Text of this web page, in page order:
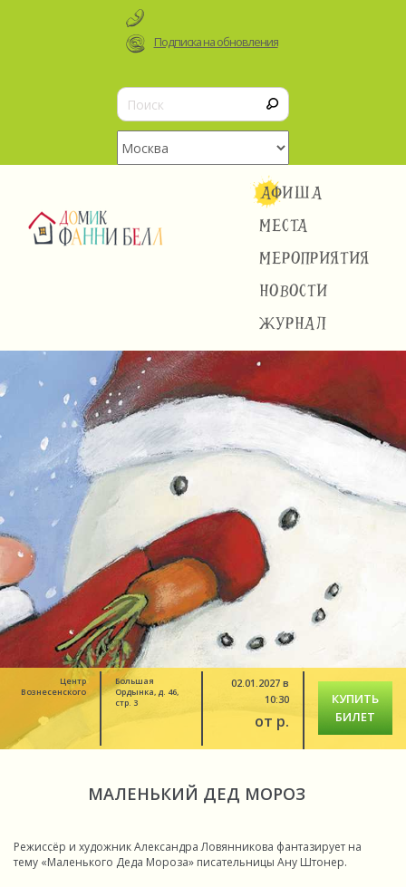
Подписка на обновления
АФИША
МЕСТА
МЕРОПРИЯТИЯ
НОВОСТИ
ЖУРНАЛ
Центр
Вознесенского
Большая
Ордынка, д. 46,
стр. 3
02.01.2027 в
10:30
от р.
КУПИТЬ
БИЛЕТ
МАЛЕНЬКИЙ ДЕД МОРОЗ
Режиссёр и художник Александра Ловянникова фантазирует на
тему «Маленького Деда Мороза» писательницы Ану Штонер.